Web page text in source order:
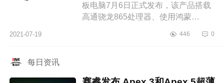
板电脑7月6日正式发布，该产品搭载
高通骁龙865处理器、使用鸿蒙
高刷屏，支持手写笔，目前已经在华
2021-07-19 446 0
每日资讯